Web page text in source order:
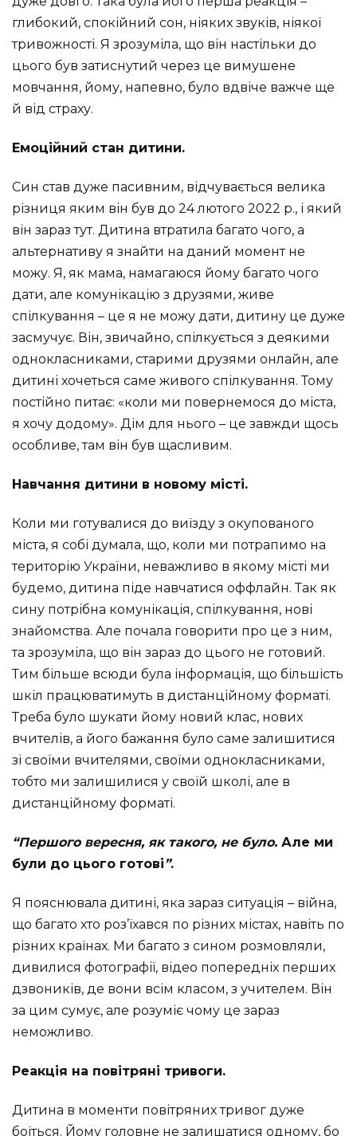
глибокий, спокійний сон, ніяких звуків, ніякої
тривожності. Я зрозуміла, що він настільки до
цього був затиснутий через це вимушене
мовчання, йому, напевно, було вдвіче важче ще
й від страху.
Емоційний стан дитини.
Син став дуже пасивним, відчувається велика
різниця яким він був до 24 лютого 2022 р., і який
він зараз тут. Дитина втратила багато чого, а
альтернативу я знайти на даний момент не
можу. Я, як мама, намагаюся йому багато чого
дати, але комунікацію з друзями, живе
спілкування – це я не можу дати, дитину це дуже
засмучує. Він, звичайно, спілкується з деякими
однокласниками, старими друзями онлайн, але
дитині хочеться саме живого спілкування. Тому
постійно питає: «коли ми повернемося до міста,
я хочу додому». Дім для нього – це завжди щось
особливе, там він був щасливим.
Навчання дитини в новому місті.
Коли ми готувалися до виїзду з окупованого
міста, я собі думала, що, коли ми потрапимо на
територію України, неважливо в якому місті ми
будемо, дитина піде навчатися оффлайн. Так як
сину потрібна комунікація, спілкування, нові
знайомства. Але почала говорити про це з ним,
та зрозуміла, що він зараз до цього не готовий.
Тим більше всюди була інформація, що більшість
шкіл працюватимуть в дистанційному форматі.
Треба було шукати йому новий клас, нових
вчителів, а його бажання було саме залишитися
зі своїми вчителями, своїми однокласниками,
тобто ми залишилися у своїй школі, але в
дистанційному форматі.
“Першого вересня, як такого, не було. Але ми
були до цього готові”.
Я пояснювала дитині, яка зараз ситуація – війна,
що багато хто роз’їхався по різних містах, навіть по
різних країнах. Ми багато з сином розмовляли,
дивилися фотографії, відео попередніх перших
дзвоників, де вони всім класом, з учителем. Він
за цим сумує, але розуміє чому це зараз
неможливо.
Реакція на повітряні тривоги.
Дитина в моменти повітряних тривог дуже
боїться. Йому головне не залишатися одному, бо